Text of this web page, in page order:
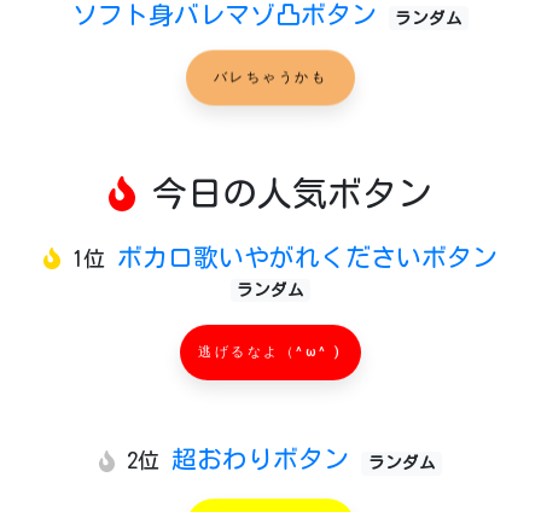
ソフト身バレマゾ凸ボタン ランダム
バレちゃうかも
今日の人気ボタン
1位 ボカロ歌いやがれくださいボタン
ランダム
逃げるなよ（^ω^ )
2位 超おわりボタン ランダム